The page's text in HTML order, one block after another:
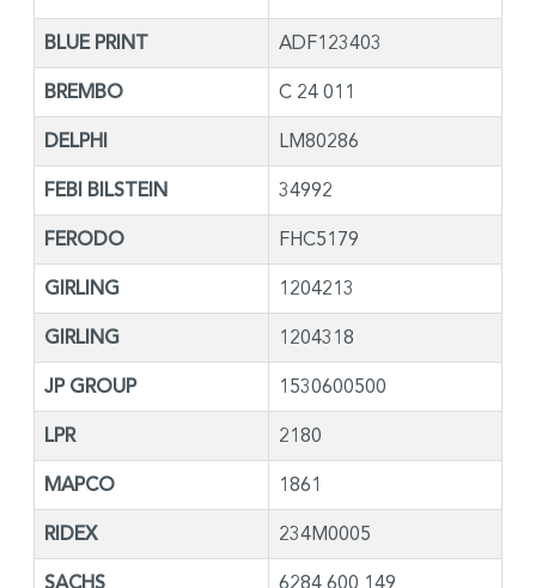
BLUE PRINT ADF123403
BREMBO C 24 011
DELPHI LM80286
FEBI BILSTEIN 34992
FERODO FHC5179
GIRLING 1204213
GIRLING 1204318
JP GROUP 1530600500
LPR 2180
MAPCO 1861
RIDEX 234M0005
SACHS 6284 600 149